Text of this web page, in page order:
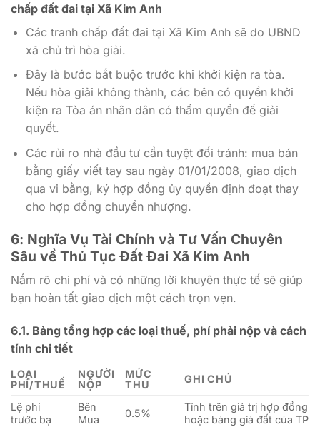
chấp đất đai tại Xã Kim Anh
Các tranh chấp đất đai tại Xã Kim Anh sẽ do UBND
xã chủ trì hòa giải.
Đây là bước bắt buộc trước khi khởi kiện ra tòa.
Nếu hòa giải không thành, các bên có quyền khởi
kiện ra Tòa án nhân dân có thẩm quyền để giải
quyết.
Các rủi ro nhà đầu tư cần tuyệt đối tránh: mua bán
bằng giấy viết tay sau ngày 01/01/2008, giao dịch
qua vi bằng, ký hợp đồng ủy quyền định đoạt thay
cho hợp đồng chuyển nhượng.
6: Nghĩa Vụ Tài Chính và Tư Vấn Chuyên
Sâu về Thủ Tục Đất Đai Xã Kim Anh
Nắm rõ chi phí và có những lời khuyên thực tế sẽ giúp
bạn hoàn tất giao dịch một cách trọn vẹn.
6.1. Bảng tổng hợp các loại thuế, phí phải nộp và cách
tính chi tiết
LOẠI
PHÍ/THUẾ
NGƯỜI
NỘP
MỨC
THU
GHI CHÚ
Lệ phí
trước bạ
Bên
Mua
0.5%
Tính trên giá trị hợp đồng
hoặc bảng giá đất của TP